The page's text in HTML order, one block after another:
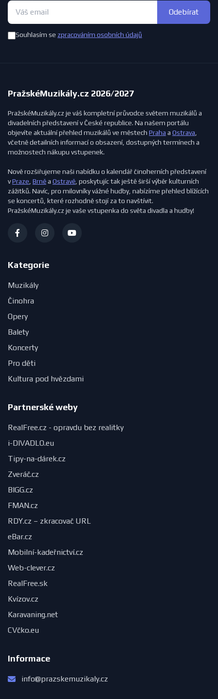
Odebírat
Souhlasím se zpracováním osobních údajů
PražskéMuzikály.cz 2026/2027
PražskéMuzikály.cz je váš kompletní průvodce světem muzikálů a
divadelních představení v České republice. Na našem portálu
objevíte aktuální přehled muzikálů ve městech Praha a Ostrava,
včetně detailních informací o obsazení, dostupných termínech a
možnostech nákupu vstupenek.
Nově rozšiřujeme naši nabídku o kalendář činoherních představení
vPraze, Brněa Ostravě, poskytujíc tak ještě širší výběr kulturních
zážitků. Navíc, pro milovníky vážné hudby, nabízíme přehled blížících
se koncertů, které rozhodně stojí za to navštívit.
PražskéMuzikály.cz je vaše vstupenka do světa divadla a hudby!
Kategorie
Muzikály
Činohra
Opery
Balety
Koncerty
Pro děti
Kultura pod hvězdami
Partnerské weby
RealFree.cz - opravdu bez realitky
i-DIVADLO.eu
Tipy-na-dárek.cz
Zveráč.cz
BIGG.cz
FMAN.cz
RDY.cz – zkracovač URL
eBar.cz
Mobilní-kadeřnictví.cz
Web-clever.cz
RealFree.sk
Kvízov.cz
Karavaning.net
CVčko.eu
Informace
info@prazskemuzikaly.cz